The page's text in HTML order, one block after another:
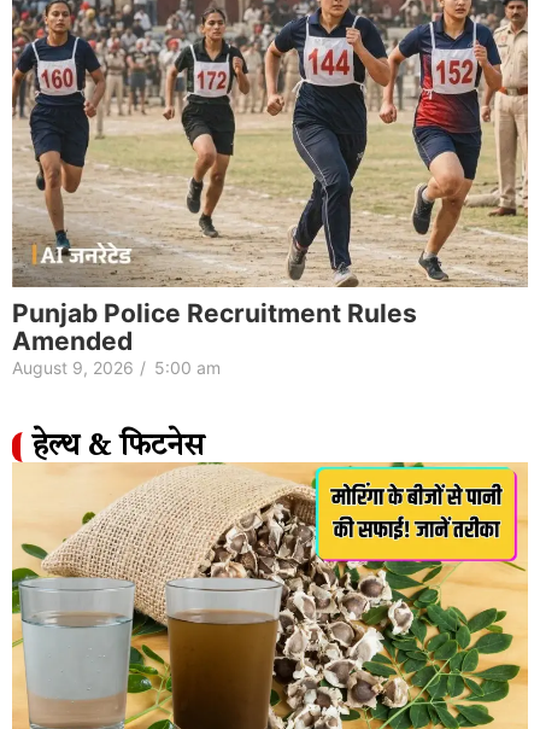
Punjab Police Recruitment Rules
Amended
August 9, 2026 / 5:00 am
हेल्थ & फिटनेस